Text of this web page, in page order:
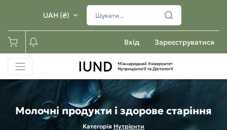
UAH (₴)
Вхід Зареєструватися
Молочні продукти і здорове старіння
Категорія Нутрієнти